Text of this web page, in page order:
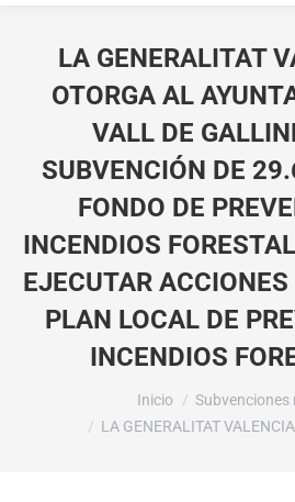
LA GENERALITAT
OTORGA AL
VALL DE
SUBVENCIÓN DE
FONDO DE
INCENDIOS
EJECUTAR
PLAN LOCAL DE
INCENDIOS
Inicio
Subvenciones
LA GENERALITAT